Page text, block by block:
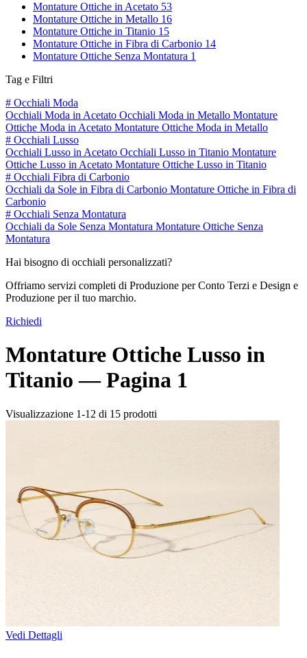
Montature Ottiche in Acetato 53
Montature Ottiche in Metallo 16
Montature Ottiche in Titanio 15
Montature Ottiche in Fibra di Carbonio 14
Montature Ottiche Senza Montatura 1
Tag e Filtri
# Occhiali Moda
Occhiali Moda in Acetato Occhiali Moda in Metallo Montature
Ottiche Moda in Acetato Montature Ottiche Moda in Metallo
# Occhiali Lusso
Occhiali Lusso in Acetato Occhiali Lusso in Titanio Montature
Ottiche Lusso in Acetato Montature Ottiche Lusso in Titanio
# Occhiali Fibra di Carbonio
Occhiali da Sole in Fibra di Carbonio Montature Ottiche in Fibra di
Carbonio
# Occhiali Senza Montatura
Occhiali da Sole Senza Montatura Montature Ottiche Senza
Montatura
Hai bisogno di occhiali personalizzati?
Offriamo servizi completi di Produzione per Conto Terzi e Design e
Produzione per il tuo marchio.
Richiedi
Montature Ottiche Lusso in
Titanio —Pagina 1
Visualizzazione 1-12 di 15 prodotti
Vedi Dettagli